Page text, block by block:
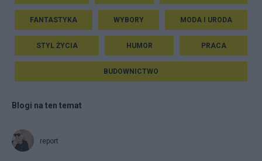
FANTASTYKA WYBORY MODA I URODA
STYL ŻYCIA HUMOR PRACA
BUDOWNICTWO
Blogi na ten temat
report